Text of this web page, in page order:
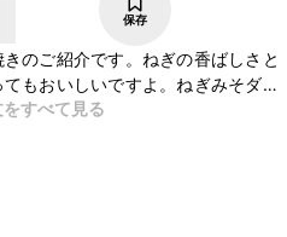
保存
のご紹介です。ねぎの香ばしさと
もおいしいですよ。ねぎみそダレ
すよ。簡単にお作りいただけるの
すべて見る